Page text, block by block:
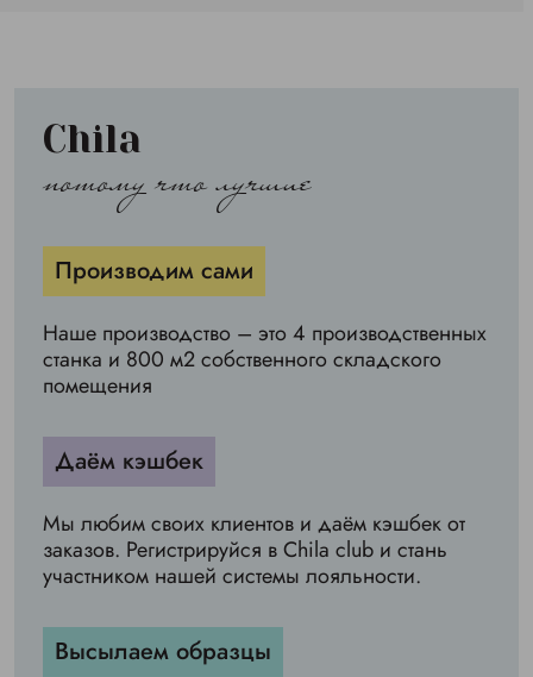
Chila
потому что лучшие
Производим сами
Наше производство – это 4 производственных
станка и 800 м2 собственного складского
помещения
Даём кэшбек
Мы любим своих клиентов и даём кэшбек от
заказов. Регистрируйся в Chila club и стань
участником нашей системы лояльности.
Высылаем образцы